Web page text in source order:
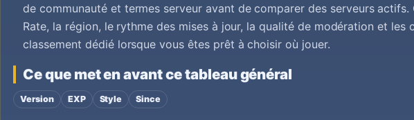
de communauté et termes serveur avant de comparer des serveurs actifs.
Rate, la région, le rythme des mises à jour, la qualité de modération et les
classement dédié lorsque vous êtes prêt à choisir où jouer.
Ce que met en avant ce tableau général
Version EXP Style Since